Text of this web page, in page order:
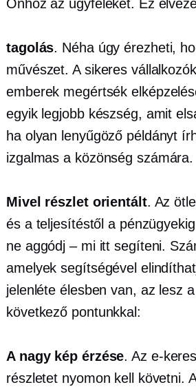
Önhöz az ügyfeleket. Ez
tagolás. Néha úgy érezheti,
művészet. A sikeres
emberek megértsék
egyik legjobb készség, amit
ha olyan lenyűgöző példányt
izgalmas a közönség számára.
Mivel részlet orientált. Az
és a teljesítéstől a
ne aggódj – miitt segíteni.
amelyek segítségével
jelenléte élesben van, az lesz
következő pontunkkal:
A nagy kép érzése. Az e-
részletet nyomon kell követni.